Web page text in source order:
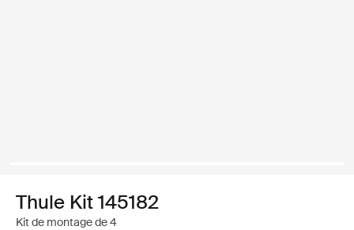
Thule Kit 145182
Kit de montage de 4